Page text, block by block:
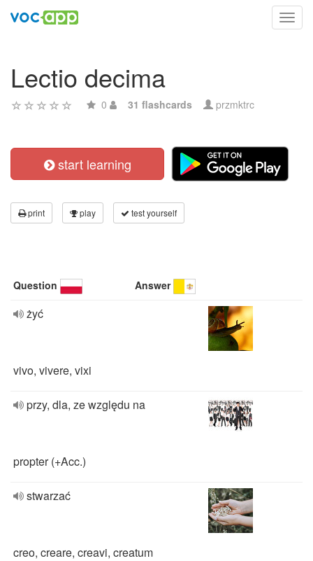
Lectio decima
0 31 flashcards przmktrc
start learning
print play test yourself
Question Answer
żyć
vivo, vivere, vixi
przy, dla, ze względu na
propter (+Acc.)
stwarzać
creo, creare, creavi, creatum